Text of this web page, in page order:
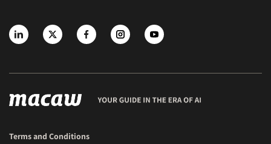
Terms and Conditions